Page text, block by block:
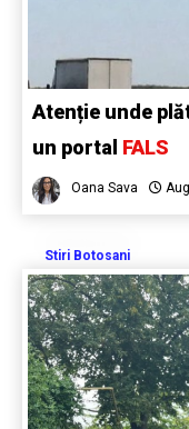
Atenție unde
un portal FALS
Oana Sava
Stiri Botosani